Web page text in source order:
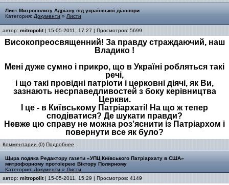
Лист Митрополиту Адріану від української діаспори
Категория: Документи » Листи
автор: mitropolit| 15-05-2011, 17:27 | Просмотров: 5699
Високопреосвященний! За правду страждаючий, наш
Владико !
Мені дуже сумно і прикро, що в Україні робляться такі
речі,
і що такі провідні патріоти і церковні діячі, як Ви,
зазнають несрпаведливостей з боку керівництва
Церкви.
І це - в Київському Патріархаті! На що ж тепер
сподіватися? Де шукати правди?
Невже цю справу не можна роз’яснити із Патріархом і
повернути все як було?
Комментарии (0) Подробнее
Щира подяка Редактору газети «УПЦ Київського Патріархату в США»
митрофорному протоієрею Віктору Полярному
Категория: Документи » Листи
автор: mitropolit| 15-05-2011, 15:29 | Просмотров: 4149